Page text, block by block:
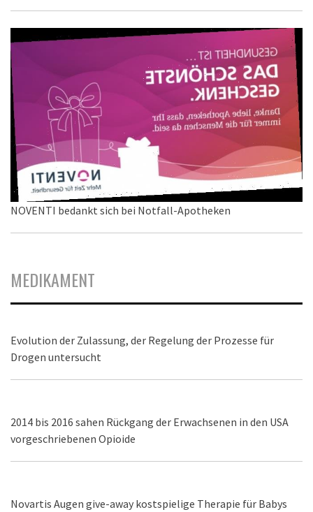
NOVENTI bedankt sich bei Notfall-Apotheken
MEDIKAMENT
Evolution der Zulassung, der Regelung der Prozesse für
Drogen untersucht
2014 bis 2016 sahen Rückgang der Erwachsenen in den USA
vorgeschriebenen Opioide
Novartis Augen give-away kostspielige Therapie für Babys